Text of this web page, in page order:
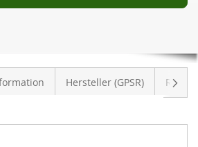
Hersteller (GPSR)